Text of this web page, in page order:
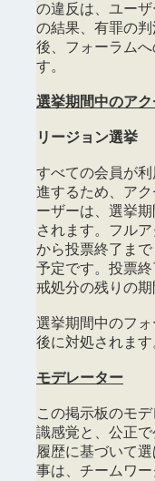
の違反は、ユー
の結果、有罪の
後、フォーラム
す。
選挙期間中のア
リージョン選挙
すべての会員が
進するため、ア
ーザーは、選挙
されます。フル
から投票終了ま
予定です。投票
戒処分の残りの期
選挙期間中のフ
後に対処されます
モデレーター
この掲示板のモ
識感覚と、公正
履歴に基づいて
事は、チームワ